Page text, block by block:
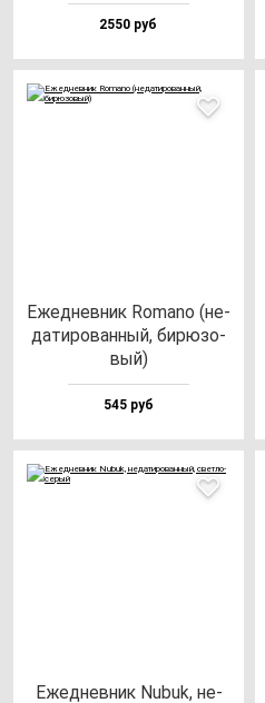
2550 руб
Ежед­нев­ник Roma­no (не­
да­ти­ро­ван­ный, би­рю­зо­
вый)
545 руб
Ежед­нев­ник Nubuk, не­